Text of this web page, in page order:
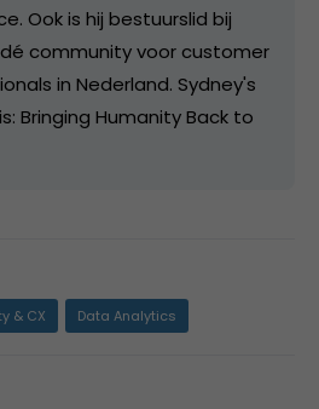
Ook is hij bestuurslid bij
community voor customer
in Nederland. Sydney's
Bringing Humanity Back to
& CX Data Analytics